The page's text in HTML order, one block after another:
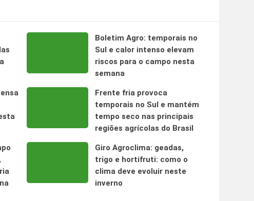
Boletim Agro: temporais no
Sul e calor intenso elevam
riscos para o campo nesta
semana
Frente fria provoca
temporais no Sul e mantém
tempo seco nas principais
regiões agrícolas do Brasil
Giro Agroclima: geadas,
trigo e hortifruti: como o
clima deve evoluir neste
inverno